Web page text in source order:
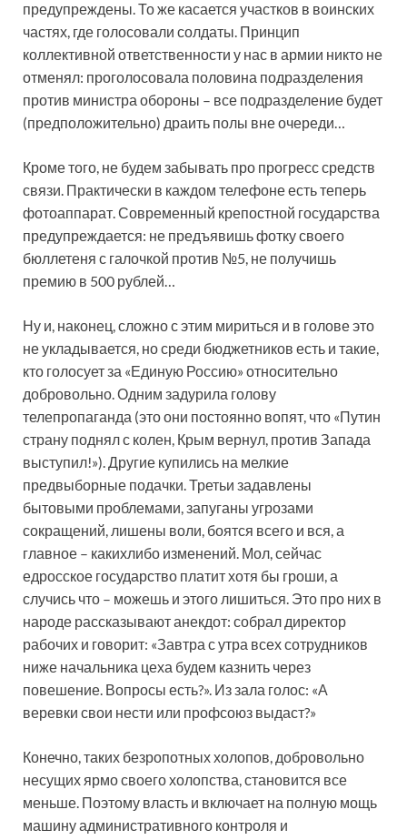
предупреждены. То же касается участков в воинских
частях, где голосовали солдаты. Принцип
коллективной ответственности у нас в армии никто не
отменял: проголосовала половина подразделения
против министра обороны – все подразделение будет
(предположительно) драить полы вне очереди…
Кроме того, не будем забывать про прогресс средств
связи. Практически в каждом телефоне есть теперь
фотоаппарат. Современный крепостной государства
предупреждается: не предъявишь фотку своего
бюллетеня с галочкой против №5, не получишь
премию в 500 рублей…
Ну и, наконец, сложно с этим мириться и в голове это
не укладывается, но среди бюджетников есть и такие,
кто голосует за «Единую Россию» относительно
добровольно. Одним задурила голову
телепропаганда (это они постоянно вопят, что «Путин
страну поднял с колен, Крым вернул, против Запада
выступил!»). Другие купились на мелкие
предвыборные подачки. Третьи задавлены
бытовыми проблемами, запуганы угрозами
сокращений, лишены воли, боятся всего и вся, а
главное – каких­либо изменений. Мол, сейчас
едросское государство платит хотя бы гроши, а
случись что – можешь и этого лишиться. Это про них в
народе рассказывают анекдот: собрал директор
рабочих и говорит: «Завтра с утра всех сотрудников
ниже начальника цеха будем казнить через
повешение. Вопросы есть?». Из зала голос: «А
веревки свои нести или профсоюз выдаст?»
Конечно, таких безропотных холопов, добровольно
несущих ярмо своего холопства, становится все
меньше. Поэтому власть и включает на полную мощь
машину административного контроля и